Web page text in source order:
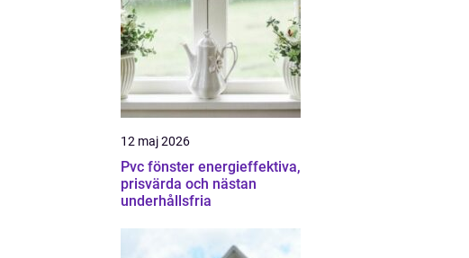
12 maj 2026
Pvc fönster energieffektiva,
prisvärda och nästan
underhållsfria